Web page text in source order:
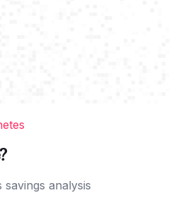
analysis